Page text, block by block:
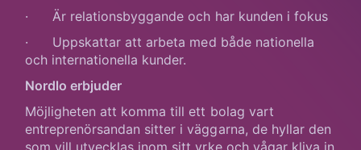
· Är relationsbyggande och har kunden i fokus
· Uppskattar att arbeta med både nationella
och internationella kunder.
Nordlo erbjuder
Möjligheten att komma till ett bolag vart
entreprenörsandan sitter i väggarna, de hyllar den
som vill utvecklas inom sitt yrke och vågar kliva in